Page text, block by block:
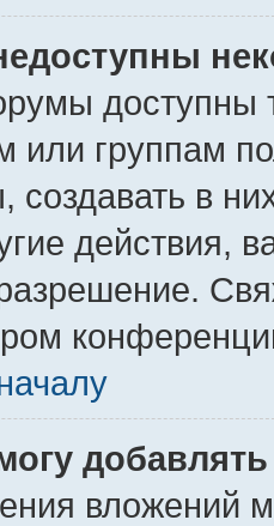
доступны
или группам
создавать в
действия,
вложений